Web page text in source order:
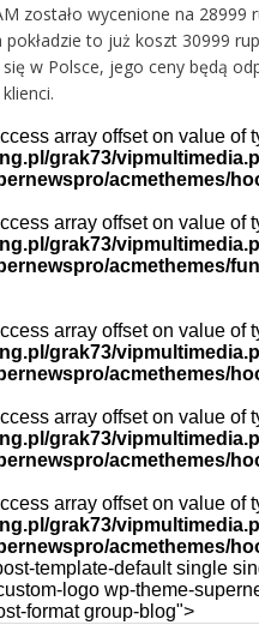
zostało wycenione na
pokładzie to już koszt 30999
w Polsce, jego ceny będą